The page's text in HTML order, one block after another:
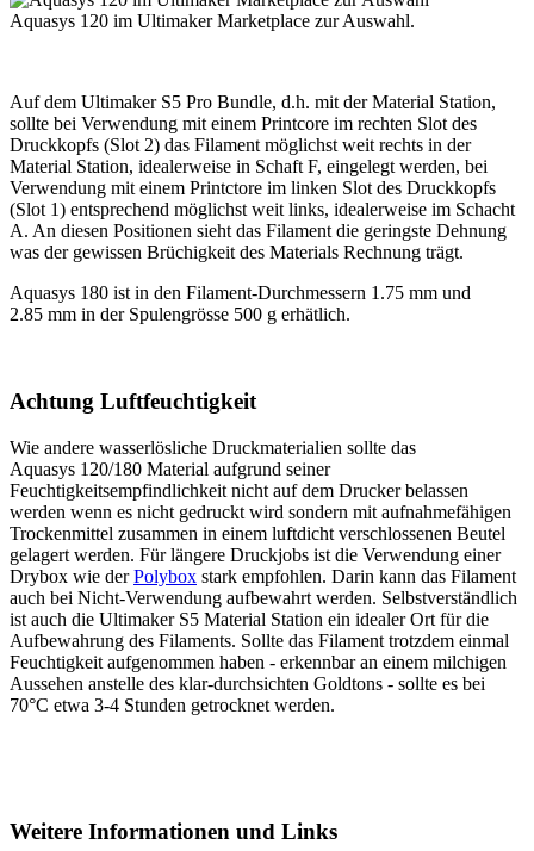
Aquasys 120 im Ultimaker Marketplace zur Auswahl.
Auf dem Ultimaker S5 Pro Bundle, d.h. mit der Material Station,
sollte bei Verwendung mit einem Printcore im rechten Slot des
Druckkopfs (Slot 2) das Filament möglichst weit rechts in der
Material Station, idealerweise in Schaft F, eingelegt werden, bei
Verwendung mit einem Printctore im linken Slot des Druckkopfs
(Slot 1) entsprechend möglichst weit links, idealerweise im Schacht
A. An diesen Positionen sieht das Filament die geringste Dehnung
was der gewissen Brüchigkeit des Materials Rechnung trägt.
Aquasys 180 ist in den Filament-Durchmessern 1.75 mm und
2.85 mm in der Spulengrösse 500 g erhätlich.
Achtung Luftfeuchtigkeit
Wie andere wasserlösliche Druckmaterialien sollte das
Aquasys 120/180 Material aufgrund seiner
Feuchtigkeitsempfindlichkeit nicht auf dem Drucker belassen
werden wenn es nicht gedruckt wird sondern mit aufnahmefähigen
Trockenmittel zusammen in einem luftdicht verschlossenen Beutel
gelagert werden. Für längere Druckjobs ist die Verwendung einer
Drybox wie derPolybox stark empfohlen. Darin kann das Filament
auch bei Nicht-Verwendung aufbewahrt werden. Selbstverständlich
ist auch die Ultimaker S5 Material Station ein idealer Ort für die
Aufbewahrung des Filaments. Sollte das Filament trotzdem einmal
Feuchtigkeit aufgenommen haben - erkennbar an einem milchigen
Aussehen anstelle des klar-durchsichten Goldtons - sollte es bei
70°C etwa 3-4 Stunden getrocknet werden.
Weitere Informationen und Links